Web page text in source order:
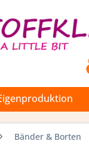
Bänder & Borten